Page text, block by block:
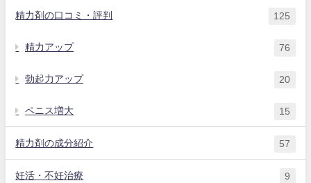
精力剤の口コミ・評判 125
精力アップ 76
勃起力アップ 20
ペニス増大 15
精力剤の成分紹介 57
妊活・不妊治療 9